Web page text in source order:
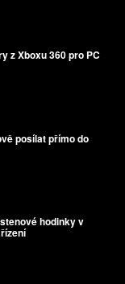
z Xboxu 360 pro PC
posílat přímo do
hodinky v